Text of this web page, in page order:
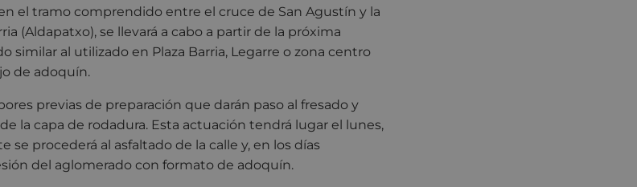
el tramo comprendido entre el cruce de San Agustín y la
(Aldapatxo), se llevará a cabo a partir de la próxima
similar al utilizado en Plaza Barria, Legarre o zona centro
de adoquín.
previas de preparación que darán paso al fresado y
la capa de rodadura. Esta actuación tendrá lugar el lunes,
se procederá al asfaltado de la calle y, en los días
del aglomerado con formato de adoquín.